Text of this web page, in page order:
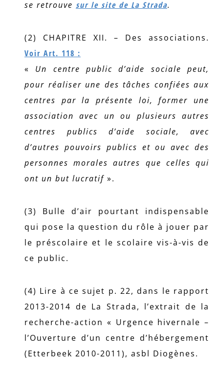
se retrouve sur le site de La Strada.
(2) CHAPITRE XII. – Des associations.
Voir Art. 118 :
« Un centre public d’aide sociale peut,
pour réaliser une des tâches confiées aux
centres par la présente loi, former une
association avec un ou plusieurs autres
centres publics d’aide sociale, avec
d’autres pouvoirs publics et ou avec des
personnes morales autres que celles qui
ont un but lucratif ».
(3) Bulle d’air pourtant indispensable
qui pose la question du rôle à jouer par
le préscolaire et le scolaire vis-à-vis de
ce public.
(4) Lire à ce sujet p. 22, dans le rapport
2013-2014 de La Strada, l’extrait de la
recherche-action « Urgence hivernale –
l’Ouverture d’un centre d’hébergement
(Etterbeek 2010-2011), asbl Diogènes.